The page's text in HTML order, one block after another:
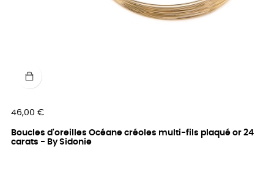
Prix
46,00 €
Boucles d'oreilles Océane créoles multi-fils plaqué or 24
carats - By Sidonie